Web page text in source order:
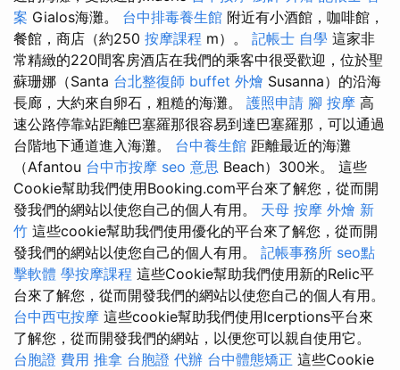
案 Gialos海灘。 台中排毒養生館 附近有小酒館，咖啡館，
餐館，商店（約250 按摩課程 m）。 記帳士 自學 這家非
常精緻的220間客房酒店在我們的乘客中很受歡迎，位於聖
蘇珊娜（Santa 台北整復師 buffet 外燴 Susanna）的沿海
長廊，大約來自卵石，粗糙的海灘。 護照申請 腳 按摩 高
速公路停靠站距離巴塞羅那很容易到達巴塞羅那，可以通過
台階地下通道進入海灘。 台中養生館 距離最近的海灘
（Afantou 台中市按摩 seo 意思 Beach）300米。 這些
Cookie幫助我們使用Booking.com平台來了解您，從而開
發我們的網站以使您自己的個人有用。 天母 按摩 外燴 新
竹 這些cookie幫助我們使用優化的平台來了解您，從而開
發我們的網站以使您自己的個人有用。 記帳事務所 seo點
擊軟體 學按摩課程 這些Cookie幫助我們使用新的Relic平
台來了解您，從而開發我們的網站以使您自己的個人有用。
台中西屯按摩 這些cookie幫助我們使用Icerptions平台來
了解您，從而開發我們的網站，以便您可以親自使用它。
台胞證 費用 推拿 台胞證 代辦 台中體態矯正 這些Cookie